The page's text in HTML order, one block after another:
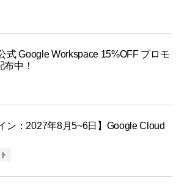
式 Google Workspace 15%OFF プロモ
中！
ン：2027年8月5~6日】Google Cloud